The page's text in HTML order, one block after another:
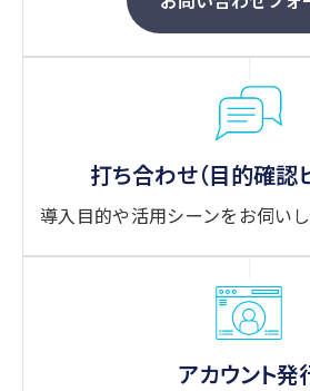
打ち合わせ（目的確認
導入目的や活用シーンをお伺いし
アカウント発